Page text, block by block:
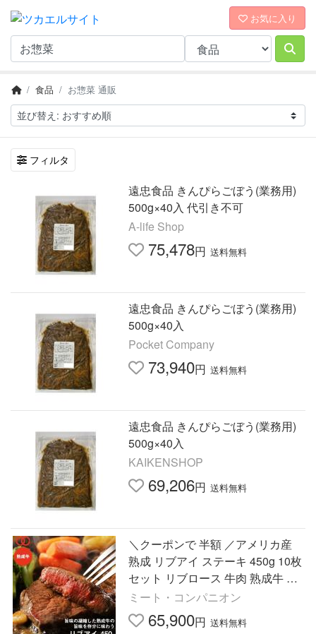
お気に入り
食品 お惣菜 通販
フィルタ
遠忠食品 きんぴらごぼう(業務用)
500g×40入 代引き不可
A-life Shop
75,478円 送料無料
遠忠食品 きんぴらごぼう(業務用)
500g×40入
Pocket Company
73,940円 送料無料
遠忠食品 きんぴらごぼう(業務用)
500g×40入
KAIKENSHOP
69,206円 送料無料
＼クーポンで 半額 ／アメリカ産
熟成 リブアイ ステーキ 450g 10枚
セット リブロース 牛肉 熟成牛 ス
テーキ肉 業務用 食品 おかず お弁
当 冷凍 食材
ミート・コンパニオン
65,900円 送料無料